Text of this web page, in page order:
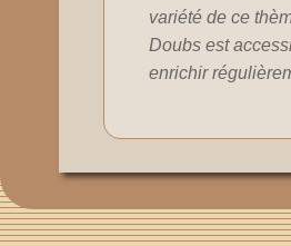
variété de ce
Doubs est
enrichir